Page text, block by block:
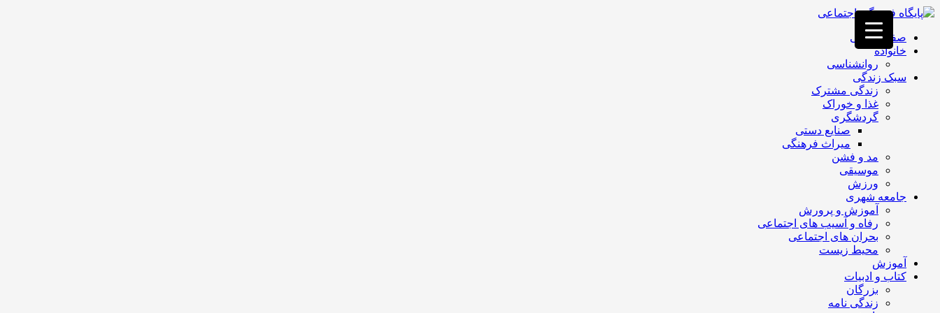
فصد
غرب
تهران
خشکشویی
تصفیه
تهران
صفحه اصلی
خانواده
روانشناسی
سبک زندگی
زندگی مشترک
غذا و خوراک
گردشگری
صنایع دستی
میراث فرهنگی
مد و فشن
موسیقی
ورزش
جامعه شهری
آموزش و پرورش
رفاه و آسیب های اجتماعی
بحران های اجتماعی
محیط زیست
آموزش
کتاب و ادبیات
بزرگان
زندگی نامه